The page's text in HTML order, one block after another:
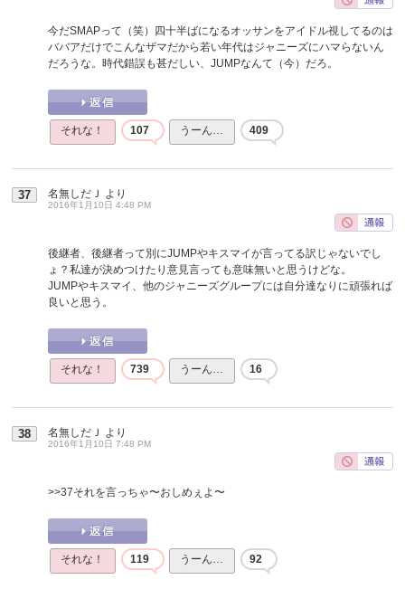
今だSMAPって（笑）四十半ばになるオッサンをアイドル視してるのは
ババアだけでこんなザマだから若い年代はジャニーズにハマらないん
だろうな。時代錯誤も甚だしい、JUMPなんて（今）だろ。
それな！ 107 うーん… 409
37 名無しだＪ より
2016年1月10日 4:48 PM
後継者、後継者って別にJUMPやキスマイが言ってる訳じゃないでし
ょ？私達が決めつけたり意見言っても意味無いと思うけどな。
JUMPやキスマイ、他のジャニーズグループには自分達なりに頑張れば
良いと思う。
それな！ 739 うーん… 16
38 名無しだＪ より
2016年1月10日 7:48 PM
>>37それを言っちゃ〜おしめぇよ〜
それな！ 119 うーん… 92